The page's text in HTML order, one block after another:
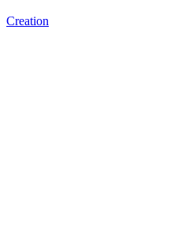
Creation